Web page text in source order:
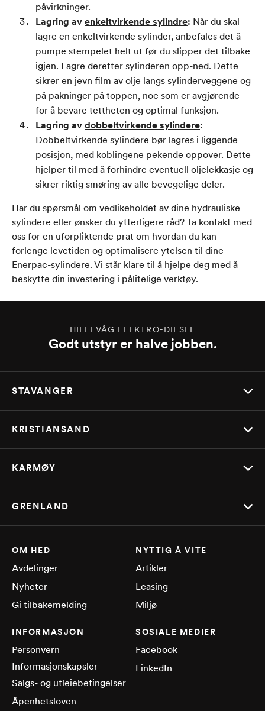
påvirkninger.
Lagring av enkeltvirkende sylindre: Når du skal
lagre en enkeltvirkende sylinder, anbefales det å
pumpe stempelet helt ut før du slipper det tilbake
igjen. Lagre deretter sylinderen opp-ned. Dette
sikrer en jevn film av olje langs sylinderveggene og
på pakninger på toppen, noe som er avgjørende
for å bevare tettheten og optimal funksjon.
Lagring av dobbeltvirkende sylindere:
Dobbeltvirkende sylindere bør lagres i liggende
posisjon, med koblingene pekende oppover. Dette
hjelper til med å forhindre eventuell oljelekkasje og
sikrer riktig smøring av alle bevegelige deler.
Har du spørsmål om vedlikeholdet av dine hydrauliske
sylindere eller ønsker du ytterligere råd? Ta kontakt med
oss for en uforpliktende prat om hvordan du kan
forlenge levetiden og optimalisere ytelsen til dine
Enerpac-sylindere. Vi står klare til å hjelpe deg med å
beskytte din investering i pålitelige verktøy.
HILLEVÅG ELEKTRO-DIESEL
Godt utstyr er halve jobben.
STAVANGER
KRISTIANSAND
KARMØY
GRENLAND
OM HED
Avdelinger
Nyheter
Gi tilbakemelding
NYTTIG Å VITE
Artikler
Leasing
Miljø
INFORMASJON
Personvern
Informasjonskapsler
Salgs- og utleiebetingelser
Åpenhetsloven
SOSIALE MEDIER
Facebook
LinkedIn